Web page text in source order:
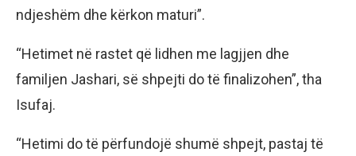
ndjeshëm dhe kërkon maturi”.
“Hetimet në rastet që lidhen me lagjjen dhe
familjen Jashari, së shpejti do të finalizohen”, tha
Isufaj.
“Hetimi do të përfundojë shumë shpejt, pastaj të